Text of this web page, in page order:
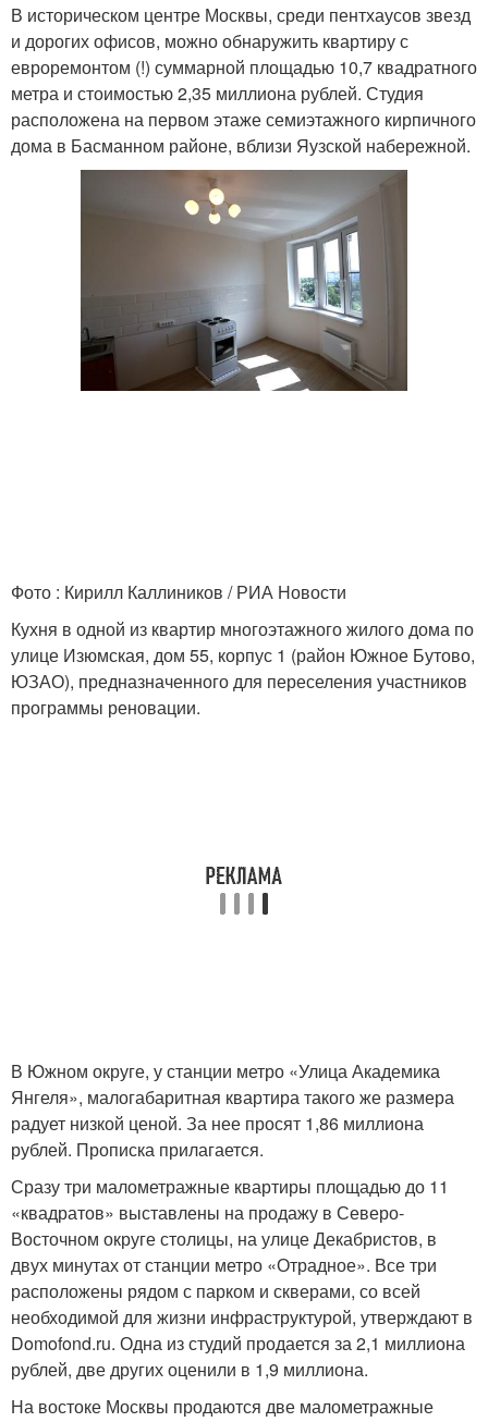
В историческом центре Москвы, среди пентхаусов звезд
и дорогих офисов, можно обнаружить квартиру с
евроремонтом (!) суммарной площадью 10,7 квадратного
метра и стоимостью 2,35 миллиона рублей. Студия
расположена на первом этаже семиэтажного кирпичного
дома в Басманном районе, вблизи Яузской набережной.
Фото : Кирилл Каллиников / РИА Новости
Кухня в одной из квартир многоэтажного жилого дома по
улице Изюмская, дом 55, корпус 1 (район Южное Бутово,
ЮЗАО), предназначенного для переселения участников
программы реновации.
В Южном округе, у станции метро «Улица Академика
Янгеля», малогабаритная квартира такого же размера
радует низкой ценой. За нее просят 1,86 миллиона
рублей. Прописка прилагается.
Сразу три малометражные квартиры площадью до 11
«квадратов» выставлены на продажу в Северо-
Восточном округе столицы, на улице Декабристов, в
двух минутах от станции метро «Отрадное». Все три
расположены рядом с парком и скверами, со всей
необходимой для жизни инфраструктурой, утверждают в
Domofond.ru. Одна из студий продается за 2,1 миллиона
рублей, две других оценили в 1,9 миллиона.
На востоке Москвы продаются две малометражные